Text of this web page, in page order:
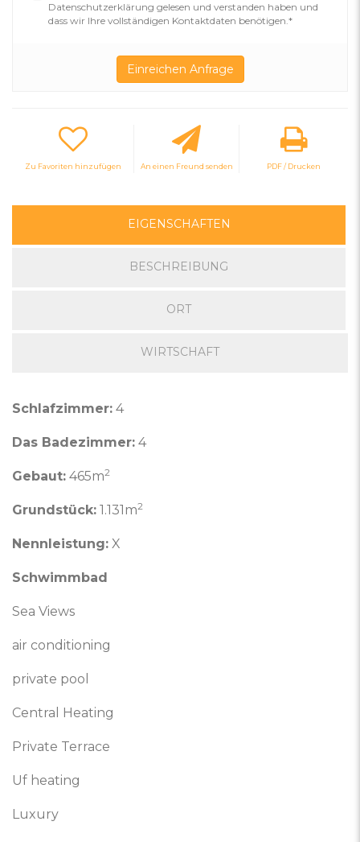
Datenschutzerklärung gelesen und verstanden haben und
dass wir Ihre vollständigen Kontaktdaten benötigen.*
Zu Favoriten hinzufügen An einen Freund senden PDF / Drucken
EIGENSCHAFTEN
BESCHREIBUNG
ORT
WIRTSCHAFT
Schlafzimmer: 4
Das Badezimmer: 4
Gebaut: 465m2
Grundstück: 1.131m2
Nennleistung: X
Schwimmbad
Sea Views
air conditioning
private pool
Central Heating
Private Terrace
Uf heating
Luxury